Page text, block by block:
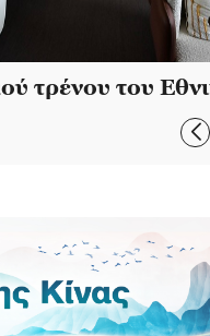
στο Σιντζιάνγκ